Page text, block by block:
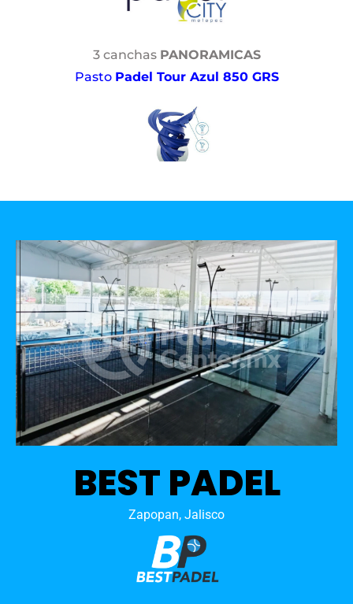
3 canchas PANORAMICAS
Pasto Padel Tour Azul 850 GRS
BEST PADEL
Zapopan, Jalisco